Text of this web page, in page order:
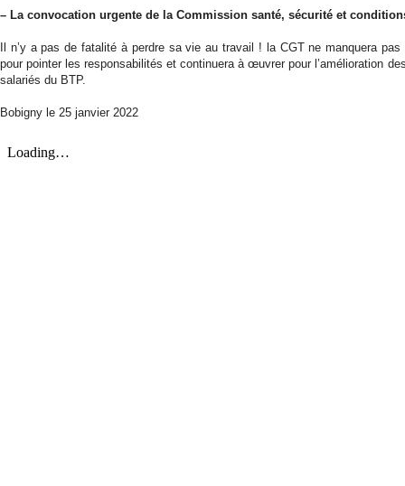
– La convocation urgente de la Commission santé, sécurité et
Il n’y a pas de fatalité à perdre sa vie au travail ! la CGT ne manquera
pour pointer les responsabilités et continuera à œuvrer pour l’amélioration
salariés du BTP.
Bobigny le 25 janvier 2022